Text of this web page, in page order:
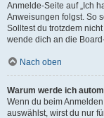
Anmelde-Seite auf „Ich
Anweisungen folgst. So
Solltest du trotzdem
wende dich an die
Nach oben
Warum werde ich
Wenn du beim
auswählst, wirst du nur